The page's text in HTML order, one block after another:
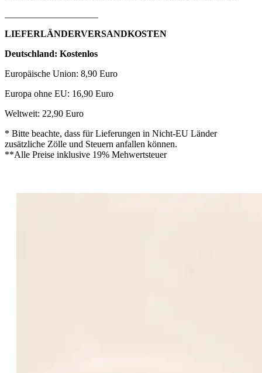
LIEFERLÄNDERVERSANDKOSTEN
Deutschland: Kostenlos
Europäische Union: 8,90 Euro
Europa ohne EU: 16,90 Euro
Weltweit: 22,90 Euro
* Bitte beachte, dass für Lieferungen in Nicht-EU Länder
zusätzliche Zölle und Steuern anfallen können.
**Alle Preise inklusive 19% Mehwertsteuer